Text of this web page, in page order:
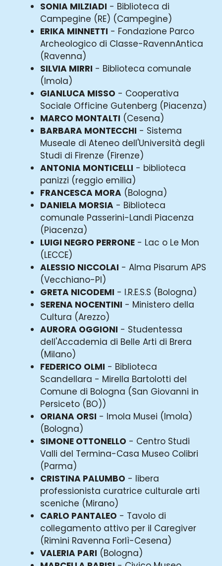
SONIA MILZIADI - Biblioteca di
Campegine (RE) (Campegine)
ERIKA MINNETTI - Fondazione Parco
Archeologico di Classe-RavennAntica
(Ravenna)
SILVIA MIRRI - Biblioteca comunale
(Imola)
GIANLUCA MISSO - Cooperativa
Sociale Officine Gutenberg (Piacenza)
MARCO MONTALTI (Cesena)
BARBARA MONTECCHI - Sistema
Museale di Ateneo dell'Università degli
Studi di Firenze (Firenze)
ANTONIA MONTICELLI - biblioteca
panizzi (reggio emilia)
FRANCESCA MORA (Bologna)
DANIELA MORSIA - Biblioteca
comunale Passerini-Landi Piacenza
(Piacenza)
LUIGI NEGRO PERRONE - Lac o Le Mon
(LECCE)
ALESSIO NICCOLAI - Alma Pisarum APS
(Vecchiano-PI)
GRETA NICODEMI - I.R.E.S.S (Bologna)
SERENA NOCENTINI - Ministero della
Cultura (Arezzo)
AURORA OGGIONI - Studentessa
dell'Accademia di Belle Arti di Brera
(Milano)
FEDERICO OLMI - Biblioteca
Scandellara - Mirella Bartolotti del
Comune di Bologna (San Giovanni in
Persiceto (BO))
ORIANA ORSI - Imola Musei (Imola)
(Bologna)
SIMONE OTTONELLO - Centro Studi
Valli del Termina-Casa Museo Colibri
(Parma)
CRISTINA PALUMBO - libera
professionista curatrice culturale arti
sceniche (Mirano)
CARLO PANTALEO - Tavolo di
collegamento attivo per il Caregiver
(Rimini Ravenna Forlì-Cesena)
VALERIA PARI (Bologna)